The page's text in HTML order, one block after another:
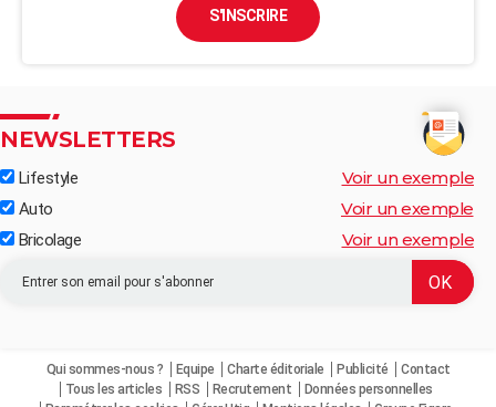
S'INSCRIRE
NEWSLETTERS
Lifestyle Voir un exemple
Auto Voir un exemple
Bricolage Voir un exemple
Qui sommes-nous ? Equipe Charte éditoriale Publicité
Contact
Tous les articles
RSS Recrutement
Données personnelles